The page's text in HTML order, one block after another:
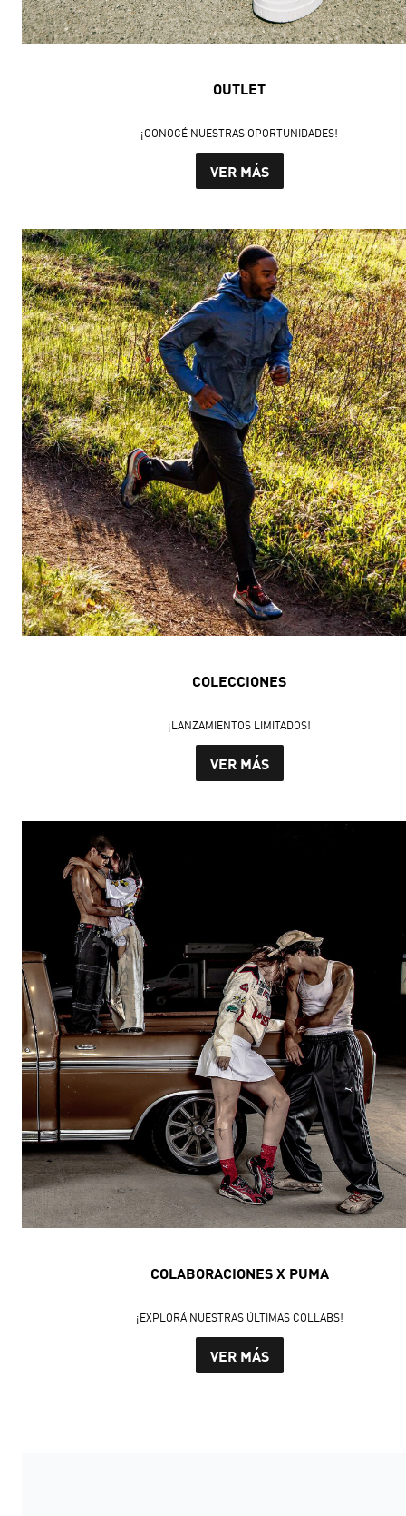
OUTLET
¡CONOCÉ NUESTRAS OPORTUNIDADES!
VER MÁS
COLECCIONES
¡LANZAMIENTOS LIMITADOS!
VER MÁS
COLABORACIONES X PUMA
¡EXPLORÁ NUESTRAS ÚLTIMAS COLLABS!
VER MÁS